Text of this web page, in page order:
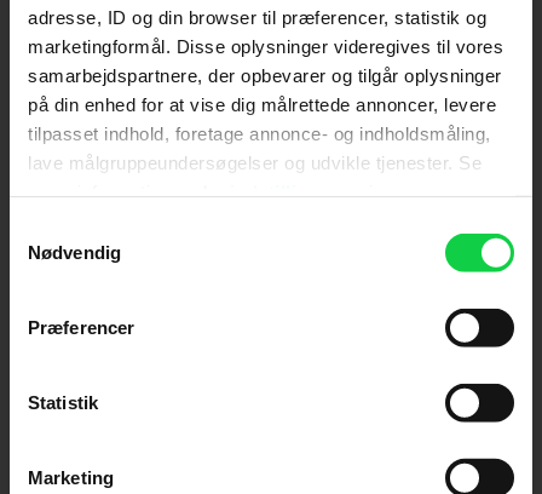
adresse, ID og din browser til præferencer, statistik og
marketingformål. Disse oplysninger videregives til vores
samarbejdspartnere, der opbevarer og tilgår oplysninger
på din enhed for at vise dig målrettede annoncer, levere
tilpasset indhold, foretage annonce- og indholdsmåling,
lave målgruppeundersøgelser og udvikle tjenester. Se
tilbage eller ændre indstillinger fra vores
"Cookiedeklaration", eller ved at trykke på "Privacy
Indsamle præcise oplysninger om din placering,
Identificere din enhed baseret på en scanning af
dens unikke karakteristika (fingerprinting)
Nødvendig
Præferencer
Statistik
Marketing
Send
Ved tilmelding accepterer jeg samtidig
Kino.dks
Markedsføringssamtykke